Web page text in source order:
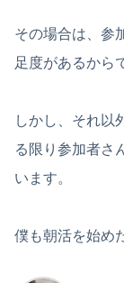
その場合は、参
足度があるから
しかし、それ以
る限り参加者さ
います。
僕も朝活を始め